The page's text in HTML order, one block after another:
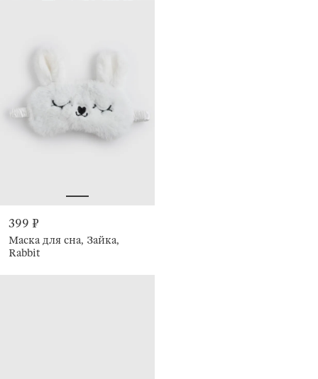
399 ₽
Маска для сна, Зайка,
Rabbit